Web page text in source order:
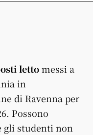
lettomessi a
in
di Ravenna per
Possono
gli studenti non